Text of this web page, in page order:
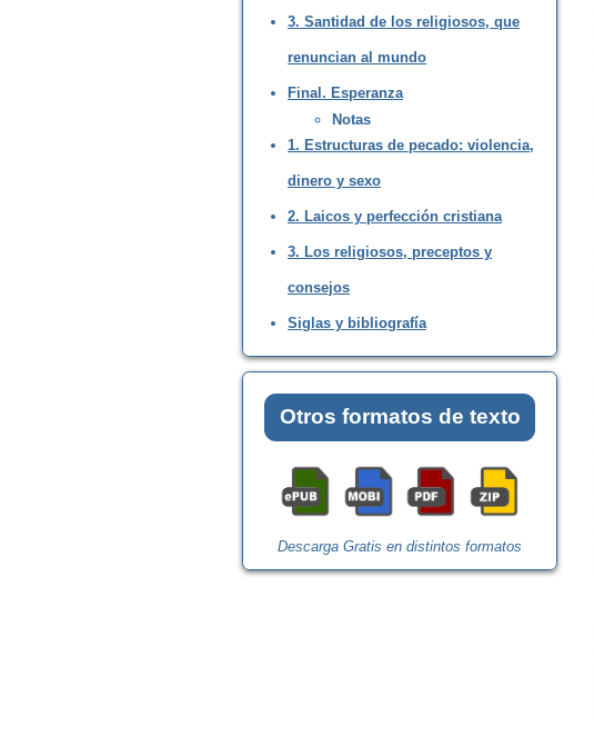
3. Santidad de los religiosos, que
renuncian al mundo
Final. Esperanza
Notas
1. Estructuras de pecado: violencia,
dinero y sexo
2. Laicos y perfección cristiana
3. Los religiosos, preceptos y
consejos
Siglas y bibliografía
Otros formatos de texto
Descarga Gratis en distintos formatos